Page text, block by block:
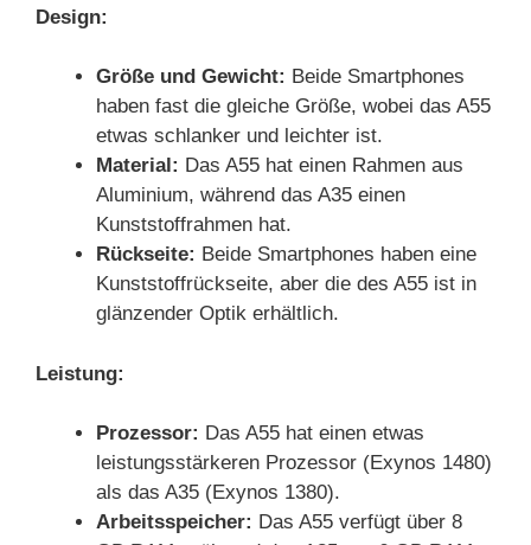
Design:
Größe und Gewicht: Beide Smartphones
haben fast die gleiche Größe, wobei das A55
etwas schlanker und leichter ist.
Material: Das A55 hat einen Rahmen aus
Aluminium, während das A35 einen
Kunststoffrahmen hat.
Rückseite: Beide Smartphones haben eine
Kunststoffrückseite, aber die des A55 ist in
glänzender Optik erhältlich.
Leistung:
Prozessor: Das A55 hat einen etwas
leistungsstärkeren Prozessor (Exynos 1480)
als das A35 (Exynos 1380).
Arbeitsspeicher: Das A55 verfügt über 8